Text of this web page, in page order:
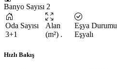
Banyo Sayısı 2
Oda Sayısı
3+1
Alan
(m²) .
Eşya Durumu
Eşyalı
Hızlı Bakış